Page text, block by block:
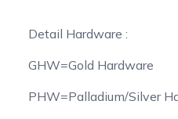
Detail Hardware :
GHW=Gold Hardware
PHW=Palladium/Silver